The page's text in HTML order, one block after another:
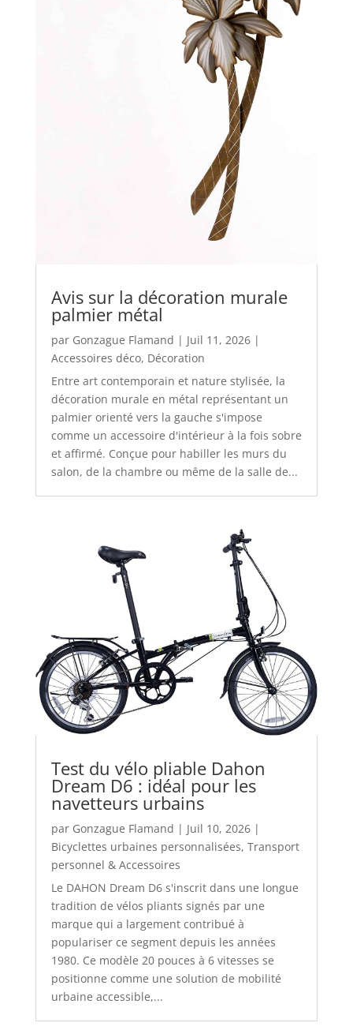
Avis sur la décoration murale
palmier métal
par Gonzague Flamand | Juil 11, 2026|
Accessoires déco, Décoration
Entre art contemporain et nature stylisée, la
décoration murale en métal représentant un
palmier orienté vers la gauche s'impose
comme un accessoire d'intérieur à la fois sobre
et affirmé. Conçue pour habiller les murs du
salon, de la chambre ou même de la salle de...
Test du vélo pliable Dahon
Dream D6 : idéal pour les
navetteurs urbains
par Gonzague Flamand | Juil 10, 2026|
Bicyclettes urbaines personnalisées, Transport
personnel & Accessoires
Le DAHON Dream D6 s'inscrit dans une longue
tradition de vélos pliants signés par une
marque qui a largement contribué à
populariser ce segment depuis les années
1980. Ce modèle 20 pouces à 6 vitesses se
positionne comme une solution de mobilité
urbaine accessible,...